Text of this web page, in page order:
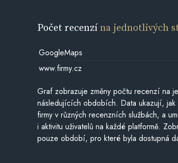
Počet recenzína jednotlivých
GoogleMaps
www.firmy.cz
Graf zobrazuje změny počtu recenzí na
následujících obdobích. Data ukazují,
firmy v různých recenzních službách, a
i aktivitu uživatelů na každé platformě.
pouze období, pro které byla dostupná